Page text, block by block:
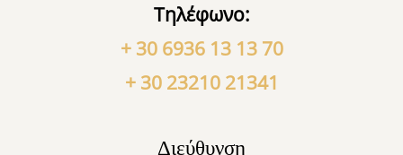
Τηλέφωνο:
+ 30 6936 13 13 70
+ 30 23210 21341
Διεύθυνση